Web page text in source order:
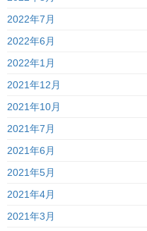
2022年7月
2022年6月
2022年1月
2021年12月
2021年10月
2021年7月
2021年6月
2021年5月
2021年4月
2021年3月